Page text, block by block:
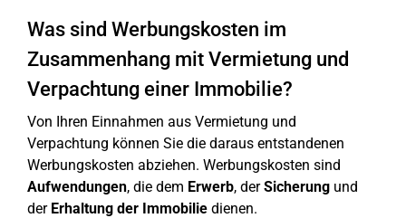
Was sind Werbungskosten im
Zusammenhang mit Vermietung und
Verpachtung einer Immobilie?
Von Ihren Einnahmen aus Vermietung und
Verpachtung können Sie die daraus entstandenen
Werbungskosten abziehen. Werbungskosten sind
Aufwendungen, die dem Erwerb, derSicherung und
der Erhaltung der Immobilie dienen.